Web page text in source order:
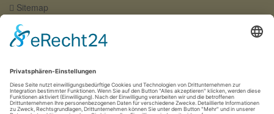
Sitemap
Wegbeschreibung / Anfahrt
Copyright © Dr. med. Adalbert Olschewski-Hattenhauer.